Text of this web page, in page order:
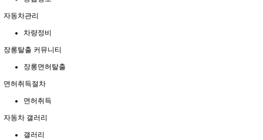
자동차관리
차량정비
장롱탈출 커뮤니티
장롱면허탈출
면허취득절차
면허취득
자동차 갤러리
갤러리